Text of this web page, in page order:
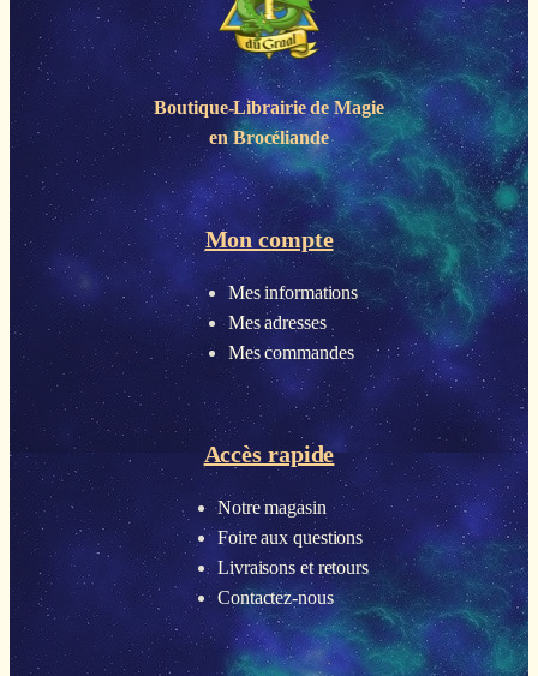
Boutique-Librairie deMagie
en Brocéliande
Mon compte
Mes informations
Mes adresses
Mes commandes
Accès rapide
Notre magasin
Foire aux questions
Livraisons et retours
Contactez-nous